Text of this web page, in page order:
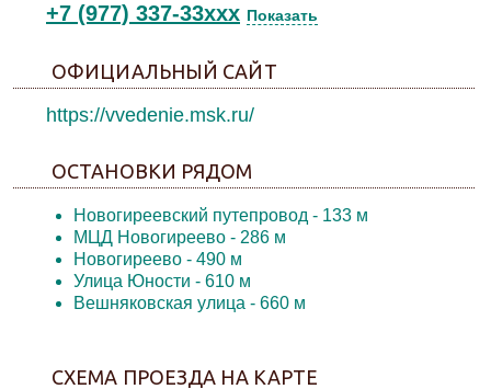
+7 (977) 337-33xxx Показать
ОФИЦИАЛЬНЫЙ САЙТ
https://vvedenie.msk.ru/
ОСТАНОВКИ РЯДОМ
Новогиреевский путепровод - 133 м
МЦД Новогиреево - 286 м
Новогиреево - 490 м
Улица Юности - 610 м
Вешняковская улица - 660 м
СХЕМА ПРОЕЗДА НА КАРТЕ